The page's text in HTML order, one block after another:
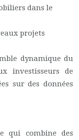
dans le
projets
dynamique du
investisseurs de
sur des données
qui combine des